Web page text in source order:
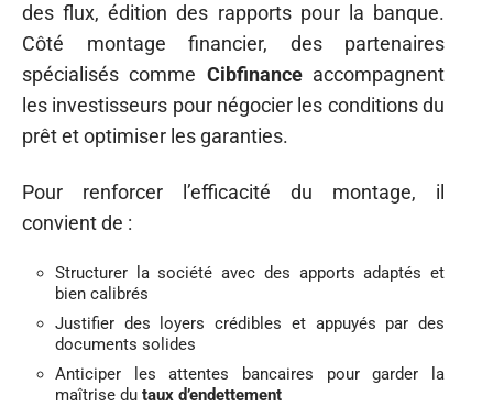
des flux, édition des rapports pour la banque.
Côté montage financier, des partenaires
spécialisés comme Cibfinanceaccompagnent
les investisseurs pour négocier les conditions du
prêt et optimiser les garanties.
Pour renforcer l’efficacité du montage, il
convient de :
Structurer la société avec des apports adaptés et
bien calibrés
Justifier des loyers crédibles et appuyés par des
documents solides
Anticiper les attentes bancaires pour garder la
maîtrise du taux d’endettement